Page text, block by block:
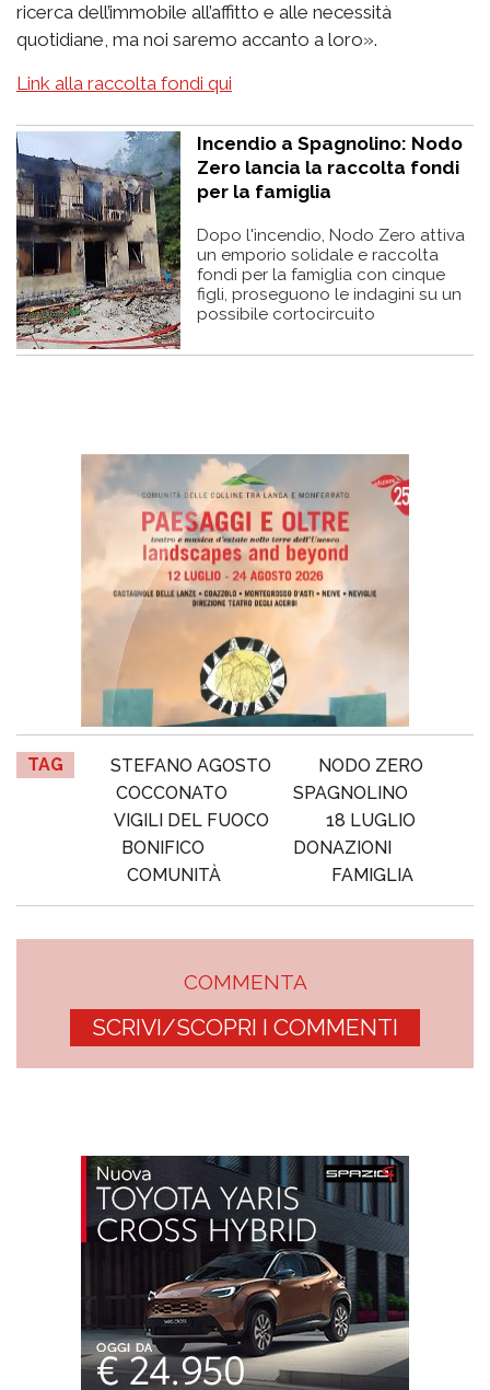
ricerca dell’immobile all’affitto e alle necessità
quotidiane, ma noi saremo accanto a loro».
Link alla raccolta fondi qui
Incendio a Spagnolino: Nodo
Zero lancia la raccolta fondi
per la famiglia
Dopo l'incendio, Nodo Zero attiva
un emporio solidale e raccolta
fondi per la famiglia con cinque
figli, proseguono le indagini su un
possibile cortocircuito
TAG STEFANO AGOSTO
NODO ZERO
COCCONATO
SPAGNOLINO
VIGILI DEL FUOCO
18 LUGLIO
BONIFICO
DONAZIONI
COMUNITÀ
FAMIGLIA
COMMENTA
SCRIVI/SCOPRI I COMMENTI